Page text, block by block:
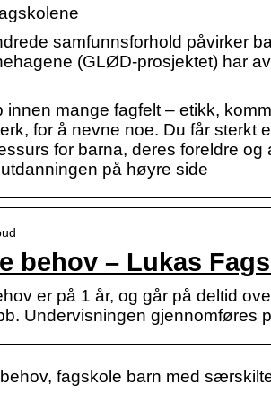
samfunnsforhold påvirker
(GLØD-prosjektet) har
mange fagfelt – etikk,
for å nevne noe. Du får sterkt
for barna, deres foreldre
på høyre side
behov – Lukas
er på 1 år, og går på deltid
Undervisningen gjennomføres
fagskole barn med